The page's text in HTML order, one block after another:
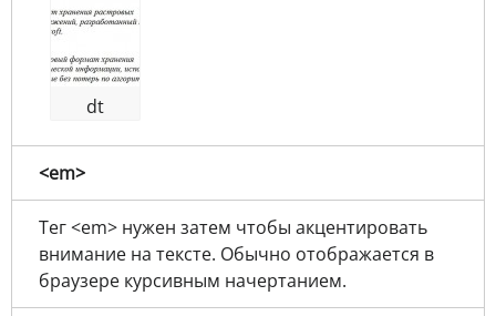
dt
<em>
Тег <em> нужен затем чтобы акцентировать
внимание на тексте. Обычно отображается в
браузере курсивным начертанием.